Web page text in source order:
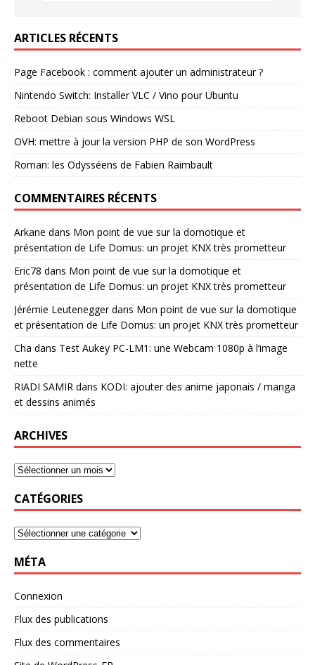
ARTICLES RÉCENTS
Page Facebook : comment ajouter un administrateur ?
Nintendo Switch: Installer VLC / Vino pour Ubuntu
Reboot Debian sous Windows WSL
OVH: mettre à jour la version PHP de son WordPress
Roman: les Odysséens de Fabien Raimbault
COMMENTAIRES RÉCENTS
Arkane dans Mon point de vue sur la domotique et
présentation de Life Domus: un projet KNX très prometteur
Eric78 dans Mon point de vue sur la domotique et
présentation de Life Domus: un projet KNX très prometteur
Jérémie Leuteneggerdans Mon point de vue sur la domotique
et présentation de Life Domus: un projet KNX très prometteur
Cha dans Test Aukey PC-LM1: une Webcam 1080p à l’image
nette
RIADI SAMIR dans KODI: ajouter des anime japonais / manga
et dessins animés
ARCHIVES
CATÉGORIES
MÉTA
Connexion
Flux des publications
Flux des commentaires